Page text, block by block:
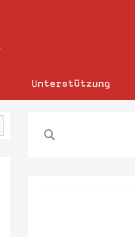
Unterstützung